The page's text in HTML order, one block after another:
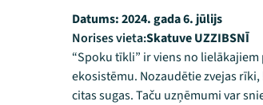
Datums:2024. gada 6. jūlijs
Norises vieta:Skatuve UZZIBSNĪ
“Spoku tīkli” ir viens no
ekosistēmu. Nozaudētie zvejas
citas sugas. Taču uzņēmumi var